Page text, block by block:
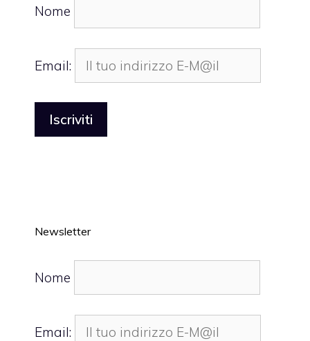
Nome
Email:
Newsletter
Nome
Email: